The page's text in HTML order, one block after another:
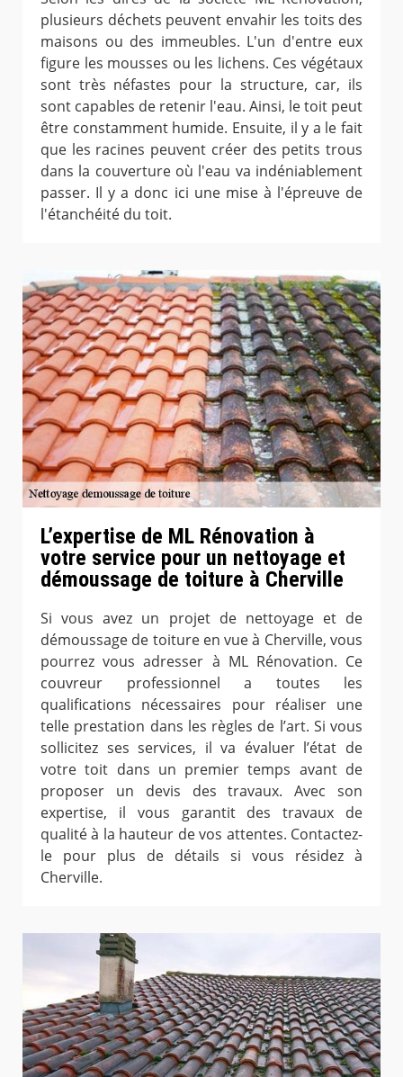
plusieurs déchets peuvent envahir les toits des
maisons ou des immeubles. L'un d'entre eux
figure les mousses ou les lichens. Ces végétaux
sont très néfastes pour la structure, car, ils
sont capables de retenir l'eau. Ainsi, le toit peut
être constamment humide. Ensuite, il y a le fait
que les racines peuvent créer des petits trous
dans la couverture où l'eau va indéniablement
passer. Il y a donc ici une mise à l'épreuve de
l'étanchéité du toit.
L’expertise de ML Rénovation à
votre service pour un nettoyage et
démoussage de toiture à Cherville
Si vous avez un projet de nettoyage et de
démoussage de toiture en vue à Cherville, vous
pourrez vous adresser à ML Rénovation. Ce
couvreur professionnel a toutes les
qualifications nécessaires pour réaliser une
telle prestation dans les règles de l’art. Si vous
sollicitez ses services, il va évaluer l’état de
votre toit dans un premier temps avant de
proposer un devis des travaux. Avec son
expertise, il vous garantit des travaux de
qualité à la hauteur de vos attentes. Contactez-
le pour plus de détails si vous résidez à
Cherville.